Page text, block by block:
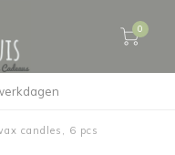
0
candles, 6 pcs